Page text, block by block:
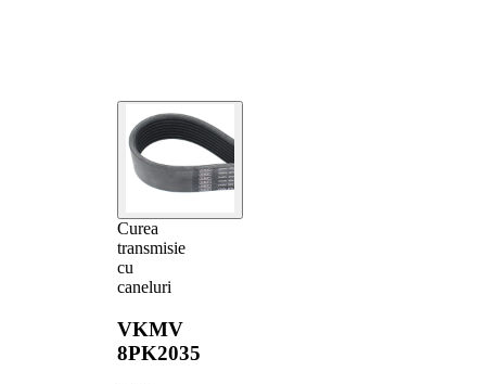
Curea
transmisie
cu
caneluri
VKMV
8PK2035